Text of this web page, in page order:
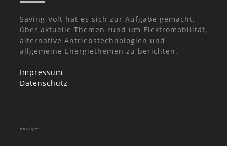
Saving-Volt hat es sich zur Aufgabe gemacht,
über aktuelle Themen rund um Elektromobilität,
alternative Antriebstechnologien und
allgemeine Energiethemen zu berichten.
Impressum
Datenschutz
Anzeige: